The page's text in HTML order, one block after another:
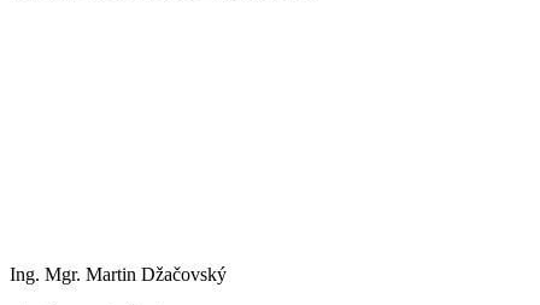
Ing. Mgr. Martin Džačovský